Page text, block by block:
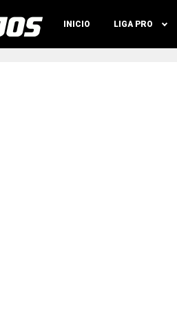
INICIO LIGA PRO